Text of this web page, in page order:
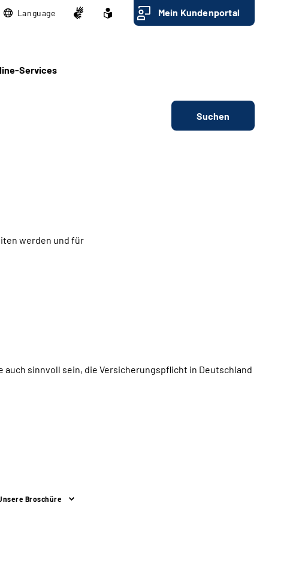
Language Mein Kundenportal
Services
Suchen
werden und für
sinnvoll sein, die Versicherungspflicht in Deutschland
Broschüre